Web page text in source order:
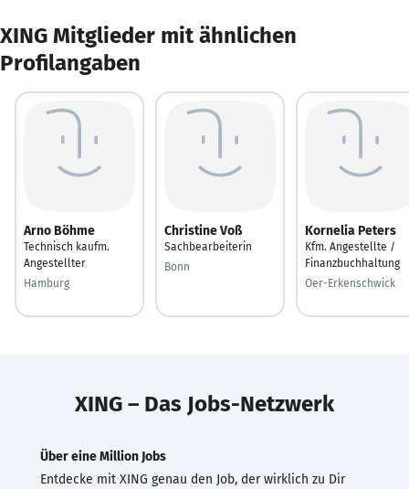
XING Mitglieder mit ähnlichen
Profilangaben
Arno Böhme
Technisch kaufm.
Angestellter
Hamburg
Christine Voß
Sachbearbeiterin
Bonn
Kornelia Peters
Kfm. Angestellte /
Finanzbuchhaltung
Oer-Erkenschwick
XING – Das Jobs-Netzwerk
Über eine Million Jobs
Entdecke mit XING genau den Job, der wirklich zu Dir